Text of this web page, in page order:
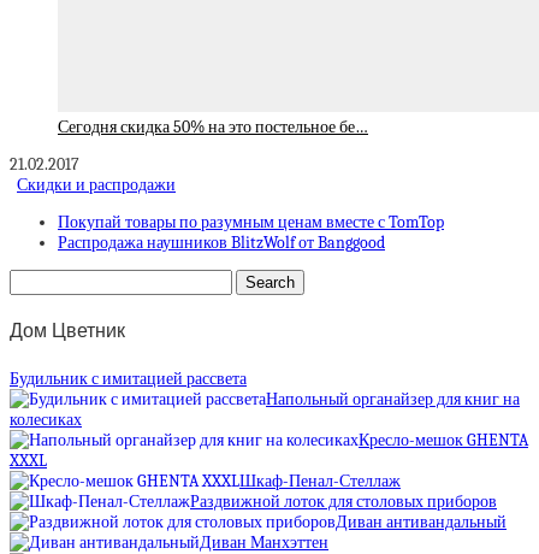
Сегодня скидка 50% на это постельное бе…
21.02.2017
Скидки и распродажи
Покупай товары по разумным ценам вместе с TomTop
Распродажа наушников BlitzWolf от Banggood
Дом Цветник
Будильник с имитацией рассвета
Напольный органайзер для книг на
колесиках
Кресло-мешок GHENTA
XXXL
Шкаф-Пенал-Стеллаж
Раздвижной лоток для столовых приборов
Диван антивандальный
Диван Манхэттен